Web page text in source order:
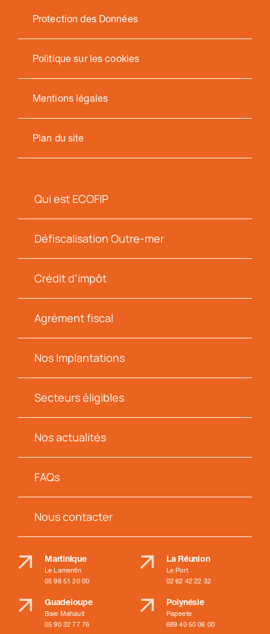
Protection des Données
Politique sur les cookies
Mentions légales
Plan du site
Qui est ECOFIP
Défiscalisation Outre-mer
Crédit d’impôt
Agrément fiscal
Nos Implantations
Secteurs éligibles
Nos actualités
FAQs
Nous contacter
Martinique
Le Lamentin
05 96 51 20 00
Guadeloupe
Baie Mahault
05 90 32 77 76
La Réunion
Le Port
02 62 42 22 32
Polynésie
Papeete
689 40 50 06 00